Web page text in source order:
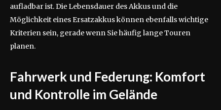
aufladbar ist. Die Lebensdauer des Akkus und die
Möglichkeit eines Ersatzakkus können ebenfalls wichtige
Kriterien sein, gerade wenn Sie häufig lange Touren
planen.
Fahrwerk und Federung: Komfort
und Kontrolle im Gelände